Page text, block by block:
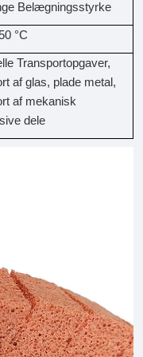
Belægningsstyrke
°C
Transportopgaver,
af glas, plade metal,
af mekanisk
dele